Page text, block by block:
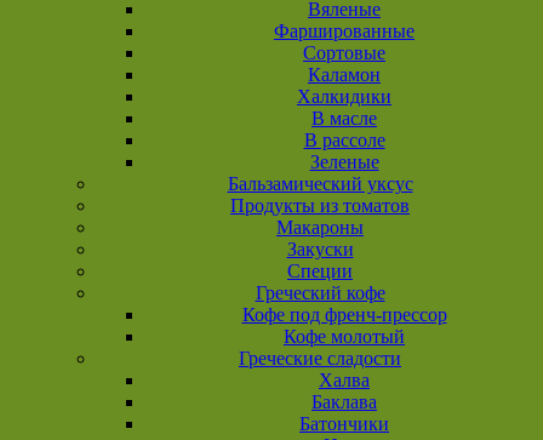
Вяленые
Фаршированные
Сортовые
Каламон
Халкидики
В масле
В рассоле
Зеленые
Бальзамический уксус
Продукты из томатов
Макароны
Закуски
Специи
Греческий кофе
Кофе под френч-прессор
Кофе молотый
Греческие сладости
Халва
Баклава
Батончики